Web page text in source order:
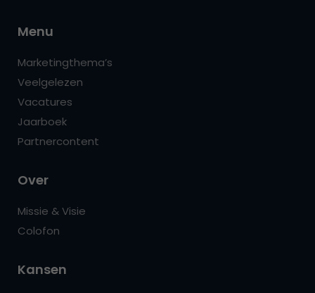
Menu
Marketingthema’s
Veelgelezen
Vacatures
Jaarboek
Partnercontent
Over
Missie & Visie
Colofon
Kansen